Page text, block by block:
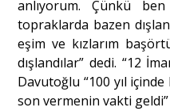
anlıyorum. Çünkü
topraklarda bazen
eşim ve kızlarım
dışlandılar” dedi. “12
Davutoğlu “100 yıl
son vermenin vakti